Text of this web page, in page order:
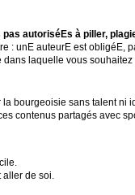
pas autoriséEs à piller,
: unE auteurE est obligéE,
laquelle vous souhaitez
bourgeoisie sans talent
contenus partagés avec
aller de soi.